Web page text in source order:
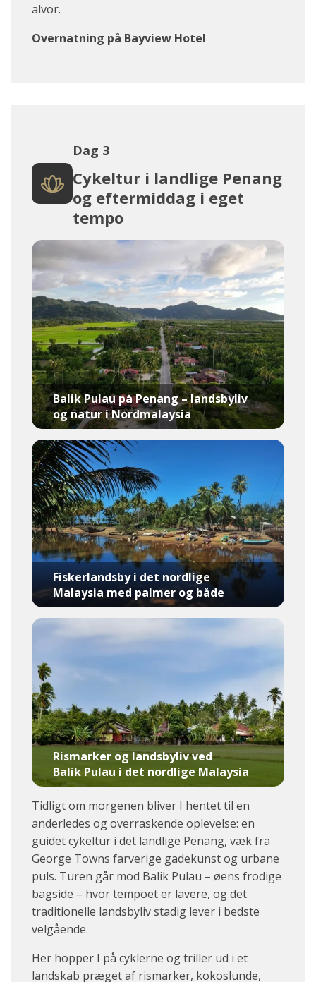
alvor.
Overnatning på Bayview Hotel
Dag 3
Cykeltur i landlige Penang
og eftermiddag i eget
tempo
Balik Pulau på Penang – landsbyliv
og natur i Nordmalaysia
Fiskerlandsby i det nordlige
Malaysia med palmer og både
Rismarker og landsbyliv ved
Balik Pulau i det nordlige Malaysia
Tidligt om morgenen bliver I hentet til en
anderledes og overraskende oplevelse: en
guidet cykeltur i det landlige Penang, væk fra
George Towns farverige gadekunst og urbane
puls. Turen går mod Balik Pulau – øens frodige
bagside – hvor tempoet er lavere, og det
traditionelle landsbyliv stadig lever i bedste
velgående.
Her hopper I på cyklerne og triller ud i et
landskab præget af rismarker, kokoslunde,